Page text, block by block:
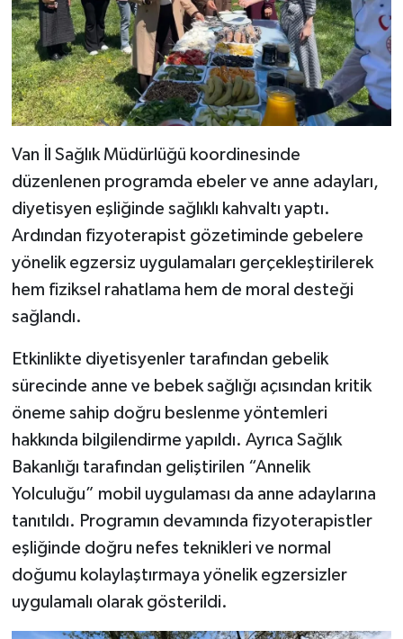
Van İl Sağlık Müdürlüğü koordinesinde
düzenlenen programda ebeler ve anne adayları,
diyetisyen eşliğinde sağlıklı kahvaltı yaptı.
Ardından fizyoterapist gözetiminde gebelere
yönelik egzersiz uygulamaları gerçekleştirilerek
hem fiziksel rahatlama hem de moral desteği
sağlandı.
Etkinlikte diyetisyenler tarafından gebelik
sürecinde anne ve bebek sağlığı açısından kritik
öneme sahip doğru beslenme yöntemleri
hakkında bilgilendirme yapıldı. Ayrıca Sağlık
Bakanlığı tarafından geliştirilen “Annelik
Yolculuğu” mobil uygulaması da anne adaylarına
tanıtıldı. Programın devamında fizyoterapistler
eşliğinde doğru nefes teknikleri ve normal
doğumu kolaylaştırmaya yönelik egzersizler
uygulamalı olarak gösterildi.